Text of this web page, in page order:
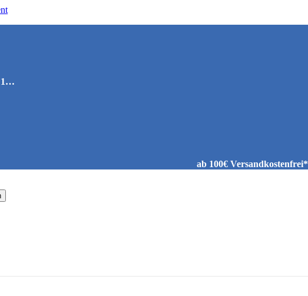
1…
ab 100€ Versandkostenfrei*